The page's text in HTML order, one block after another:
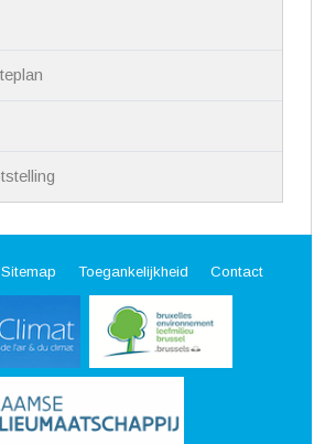
Sitemap Toegankelijkheid Contact